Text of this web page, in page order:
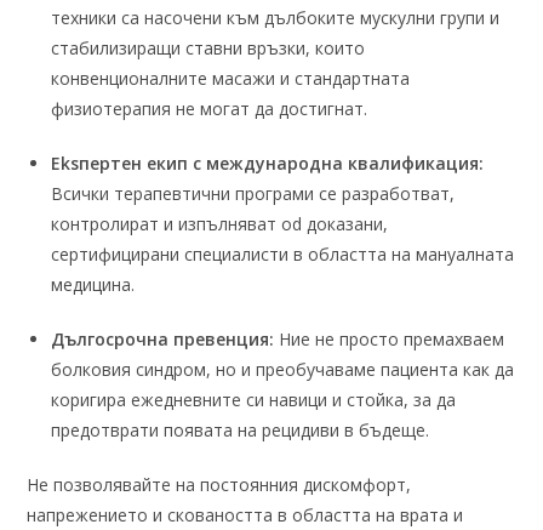
техники са насочени към дълбоките мускулни групи и
стабилизиращи ставни връзки, които
конвенционалните масажи и стандартната
физиотерапия не могат да достигнат.
Еksпертен екип с международна квалификация:
Всички терапевтични програми се разработват,
контролират и изпълняват od доказани,
сертифицирани специалисти в областта на мануалната
медицина.
Дългосрочна превенция: Ние не просто премахваем
болковия синдром, но и преобучаваме пациента как да
коригира ежедневните си навици и стойка, за да
предотврати появата на рецидиви в бъдеще.
Не позволявайте на постоянния дискомфорт,
напрежението и сковаността в областта на врата и